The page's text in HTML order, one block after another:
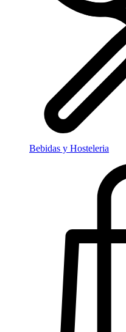
Bebidas y Hosteleria